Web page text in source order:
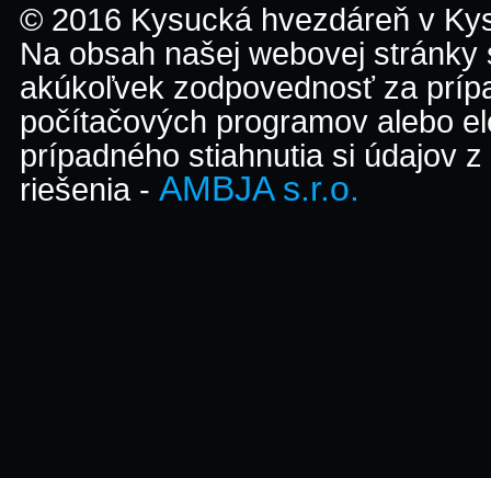
© 2016 Kysucká hvezdáreň v
Na obsah našej webovej
akúkoľvek zodpovednosť za
počítačových programov alebo
prípadného stiahnutia si údajov
riešenia - AMBJA s.r.o.